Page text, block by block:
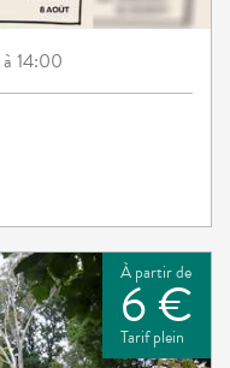
à 14:00
À partir de
6 €
Tarif plein